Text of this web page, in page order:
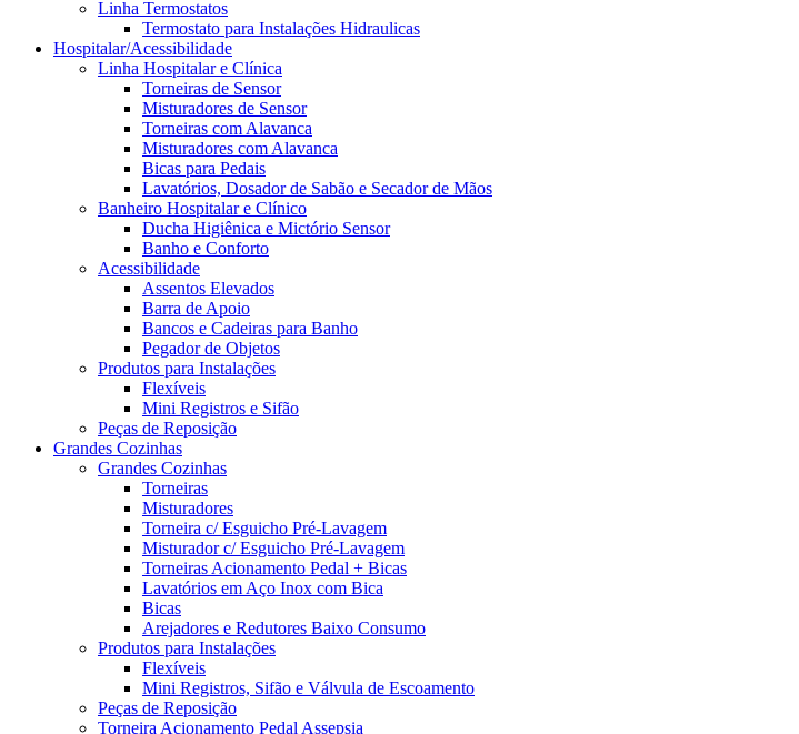
Linha Termostatos
Termostato para Instalações Hidraulicas
Hospitalar/Acessibilidade
Linha Hospitalar e Clínica
Torneiras de Sensor
Misturadores de Sensor
Torneiras com Alavanca
Misturadores com Alavanca
Bicas para Pedais
Lavatórios, Dosador de Sabão e Secador de Mãos
Banheiro Hospitalar e Clínico
Ducha Higiênica e Mictório Sensor
Banho e Conforto
Acessibilidade
Assentos Elevados
Barra de Apoio
Bancos e Cadeiras para Banho
Pegador de Objetos
Produtos para Instalações
Flexíveis
Mini Registros e Sifão
Peças de Reposição
Grandes Cozinhas
Grandes Cozinhas
Torneiras
Misturadores
Torneira c/ Esguicho Pré-Lavagem
Misturador c/ Esguicho Pré-Lavagem
Torneiras Acionamento Pedal + Bicas
Lavatórios em Aço Inox com Bica
Bicas
Arejadores e Redutores Baixo Consumo
Produtos para Instalações
Flexíveis
Mini Registros, Sifão e Válvula de Escoamento
Peças de Reposição
Torneira Acionamento Pedal Assepsia